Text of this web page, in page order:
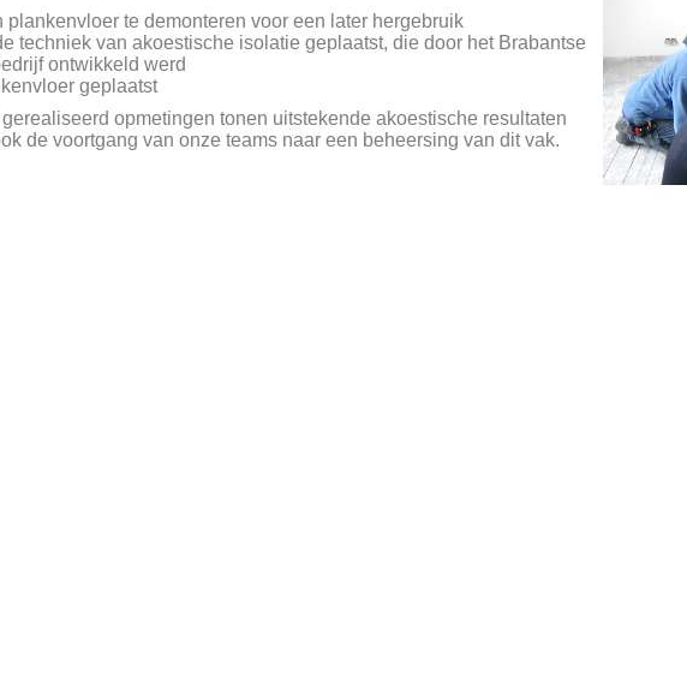
plankenvloer te demonteren voor een later hergebruik
techniek van akoestische isolatie geplaatst, die door het Brabantse
ontwikkeld werd
geplaatst
opmetingen tonen uitstekende akoestische resultaten
de voortgang van onze teams naar een beheersing van dit vak.